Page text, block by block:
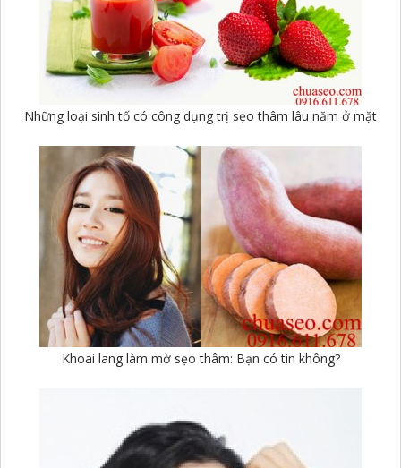
Những loại sinh tố có công dụng trị sẹo thâm lâu năm ở mặt
Khoai lang làm mờ sẹo thâm: Bạn có tin không?